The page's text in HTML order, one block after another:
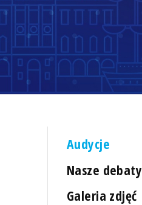
Audycje
Nasze debaty
Galeria zdjęć